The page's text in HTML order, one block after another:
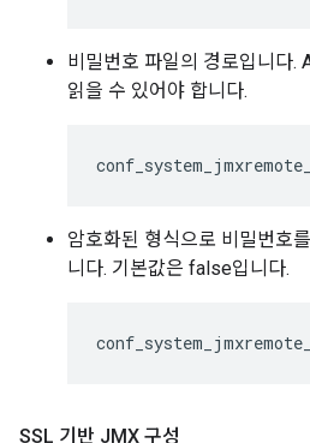
비밀번호 파일의 경로입니다.
읽을 수 있어야 합니다.
암호화된 형식으로 비밀번호
니다. 기본값은 false입니다.
SSL 기반 JMX 구성